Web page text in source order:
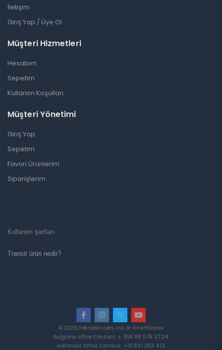
İletişim
Giriş Yap / Üye Ol
Müşteri Hizmetleri
Hesabım
Sepetim
Kullanım Koşulları
Müşteri Yönetimi
Giriş Yap
Sepetim
Favori Ürünlerim
Siparişlerim
Kullanım şartları
Transit ürün nedir?
© 2026,Teknobin.com, Inc. or its affiliates
Bulgaria office Contact: + 359 88 575 3724
Hollanda Office Contact: +31 631 353 412